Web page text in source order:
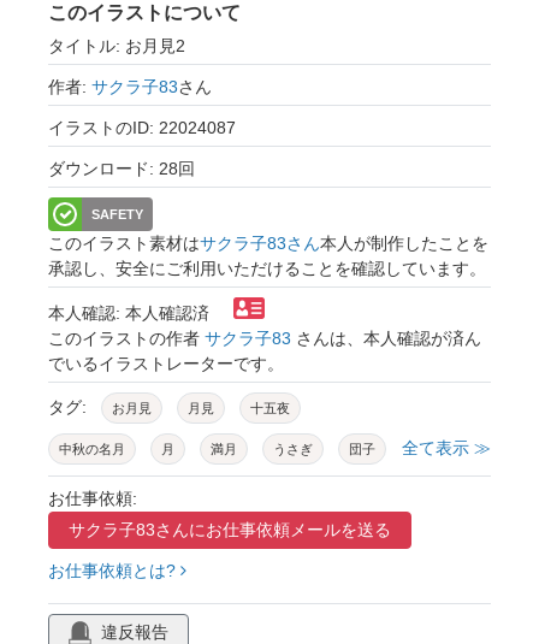
このイラストについて
タイトル: お月見2
作者: サクラ子83さん
イラストのID: 22024087
ダウンロード: 28回
SAFETY
このイラスト素材はサクラ子83さん本人が制作したことを
承認し、安全にご利用いただけることを確認しています。
本人確認: 本人確認済
このイラストの作者 サクラ子83 さんは、本人確認が済ん
でいるイラストレーターです。
タグ: お月見 月見 十五夜
中秋の名月 月 満月 うさぎ 団子
お月見団子
動物 植物 夜空 和 イラスト
イベント 行事
全て表示 ≫
お仕事依頼:
サクラ子83さんにお仕事依頼メールを送る
お仕事依頼とは?
違反報告